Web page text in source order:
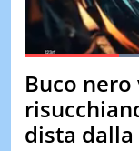
Pause Unmute
Buco
dista dalla